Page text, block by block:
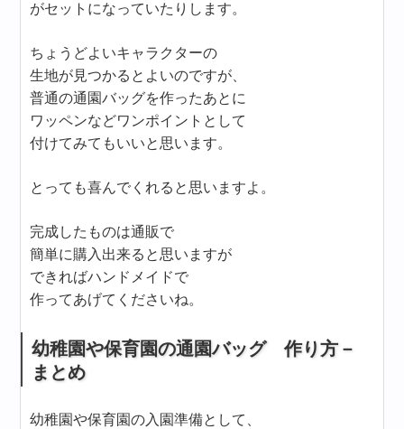
がセットになっていたりします。
ちょうどよいキャラクターの
生地が見つかるとよいのですが、
普通の通園バッグを作ったあとに
ワッペンなどワンポイントとして
付けてみてもいいと思います。
とっても喜んでくれると思いますよ。
完成したものは通販で
簡単に購入出来ると思いますが
できればハンドメイドで
作ってあげてくださいね。
幼稚園や保育園の通園バッグ 作り方－
まとめ
幼稚園や保育園の入園準備として、